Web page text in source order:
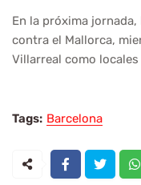
En la próxima
contra el Mallorca,
Villarreal como
Tags: Barcelona